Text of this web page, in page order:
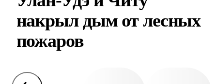
накрыл дым от лесных
пожаров